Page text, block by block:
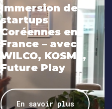
Immersion de
startups
Coréennes en
France – avec
WILCO, KOSME,
Future Play
En savoir plus